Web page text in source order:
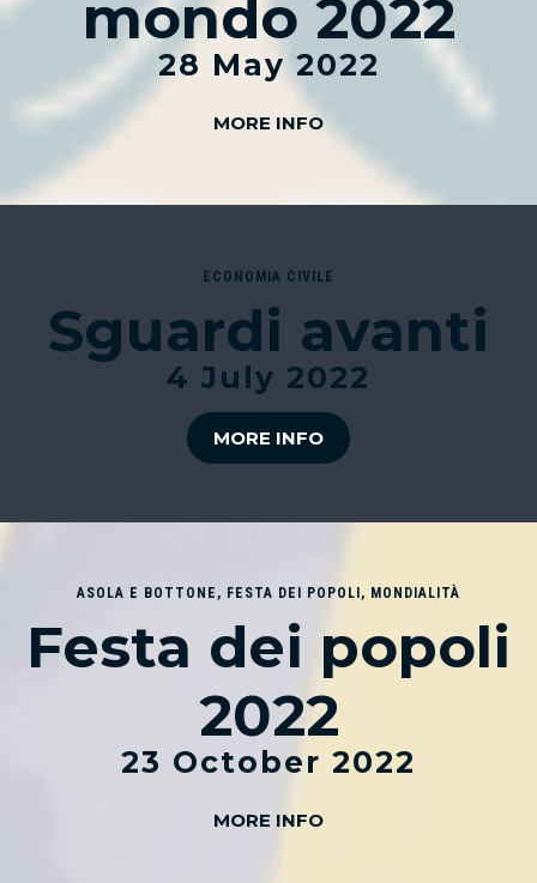
mondo 2022
28 May 2022
MORE INFO
ECONOMIA CIVILE
Sguardi avanti
4 July 2022
MORE INFO
ASOLA E BOTTONE , FESTA DEI POPOLI , MONDIALITÀ
Festa dei popoli
2022
23 October 2022
MORE INFO